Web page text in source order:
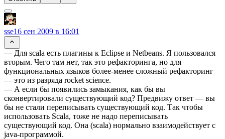
sse16 сен 2009 в 16:01
— Для scala есть плагины к Eclipse и Netbeans. Я пользовался
вторым. Чего там нет, так это рефакторинга, но для
функциональных языков более-менее сложный рефакторинг
— это из разряда rocket science.
— А если бы появились замыкания, как бы вы
сконвертировали существующий код? Предвижу ответ — вы
бы не стали переписывать существующий код. Так чтобы
использовать Scala, тоже не надо переписывать
существующий код. Она (scala) нормально взаимодействует с
java-программой.